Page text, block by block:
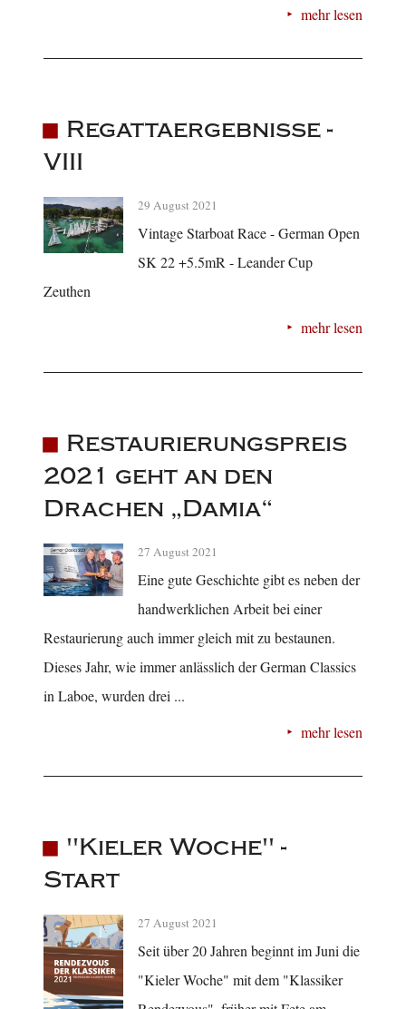
mehr lesen
Regattaergebnisse -
VIII
29 August 2021
Vintage Starboat Race - German Open
SK 22 +5.5mR - Leander Cup
Zeuthen
mehr lesen
Restaurierungspreis
2021 geht an den
Drachen „Damia“
27 August 2021
Eine gute Geschichte gibt es neben der
handwerklichen Arbeit bei einer
Restaurierung auch immer gleich mit zu bestaunen.
Dieses Jahr, wie immer anlässlich der German Classics
in Laboe, wurden drei ...
mehr lesen
"Kieler Woche" -
Start
27 August 2021
Seit über 20 Jahren beginnt im Juni die
"Kieler Woche" mit dem "Klassiker